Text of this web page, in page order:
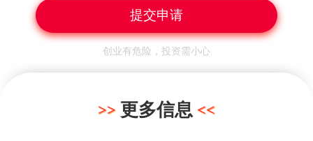
创业有危险，投资需小心
更多信息